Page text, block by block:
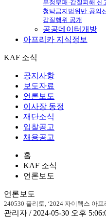
부정부패·갑질피해 신
청탁금지법위반·공익
갑질행위 공개
공공데이터개방
아프리카 지식정보
KAF 소식
공지사항
보도자료
언론보도
이사장 동정
재단소식
입찰공고
채용공고
홈
KAF 소식
언론보도
언론보도
240530 플리토, ‘2024 자이텍스 아
관리자 / 2024-05-30 오후